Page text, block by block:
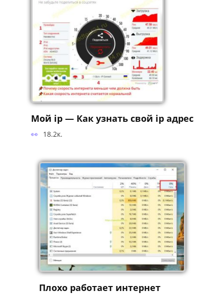
Мой ip — Как узнать свой ip адрес
18.2к.
Плохо работает интернет